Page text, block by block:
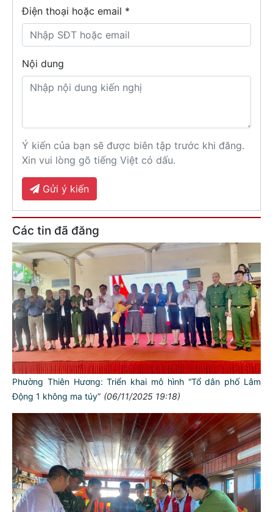
Điện thoại hoặc email *
Nội dung
Ý kiến của bạn sẽ được biên tập trước khi đăng.
Xin vui lòng gõ tiếng Việt có dấu.
Gửi ý kiến
Các tin đã đăng
Phường Thiên Hương: Triển khai mô hình “Tổ dân phố Lâm
Động 1 không ma túy” (06/11/2025 19:18)